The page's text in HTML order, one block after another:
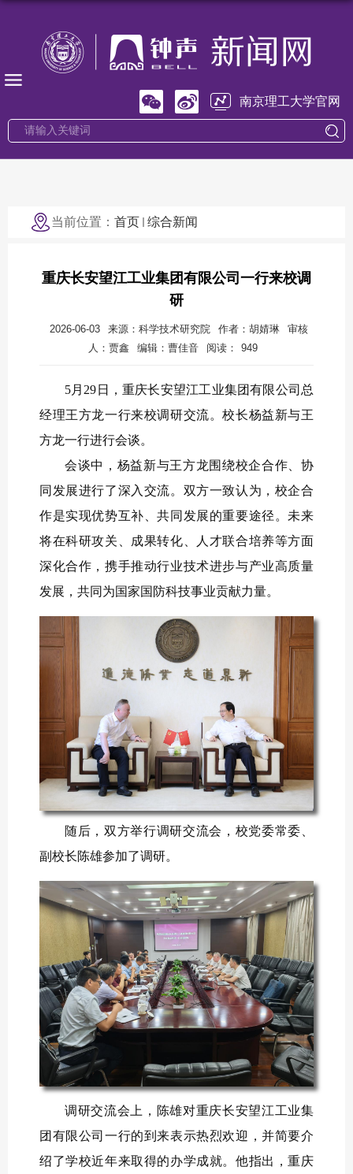
南京理工大学官网
当前位置： 首页 综合新闻
重庆长安望江工业集团有限公司一行来校调
研
2026-06-03 来源：科学技术研究院 作者：胡婧琳
审核
人：贾鑫
编辑：曹佳音 阅读： 949
5月29 日，重庆长安望江工业集团有限公司 总
经理王方龙一行来校调研交流。校长杨益新与王
方龙一行进行会谈。
会谈中，杨益新与王方龙围绕校企合作、协
同发展进行了深入交流。 双方一致认为，校企合
作是实现优势互补、共同发展的重要途径。未来
将在科研攻关、成果转化、人才联合培养等方面
深化合作，携手推动行业技术进步与产业高质量
发展，共同为国家国防科技事业贡献力量。
随后，双方举行调研交流会，校党委常委、
副校长陈雄参加了调研。
调研交流会上，陈雄对重庆长安望江工业集
团有限公司 一行的到来表示热烈欢迎，并简要介
绍了学校近年来取得的办学成就。他指出，重庆